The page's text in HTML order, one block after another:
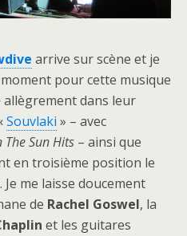
arrive sur scène et je
pour cette musique
allègrement dans leur
Souvlaki » – avec
The Sun Hits – ainsi que
en troisième position le
. Je me laisse doucement
de Rachel Goswel, la
et les guitares